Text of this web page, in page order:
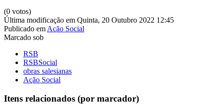
(0 votos)
Última modificação em Quinta, 20 Outubro 2022 12:45
Publicado em Ação Social
Marcado sob
RSB
RSBSocial
obras salesianas
Ação Social
Itens relacionados (por marcador)